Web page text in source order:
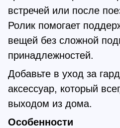
встречей или после
Ролик помогает
вещей без сложной
принадлежностей.
Добавьте в уход за
аксессуар, который
выходом из дома.
Особенности